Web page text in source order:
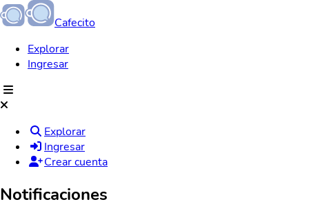
Cafecito
Explorar
Ingresar
Explorar
Ingresar
Crear cuenta
Notificaciones